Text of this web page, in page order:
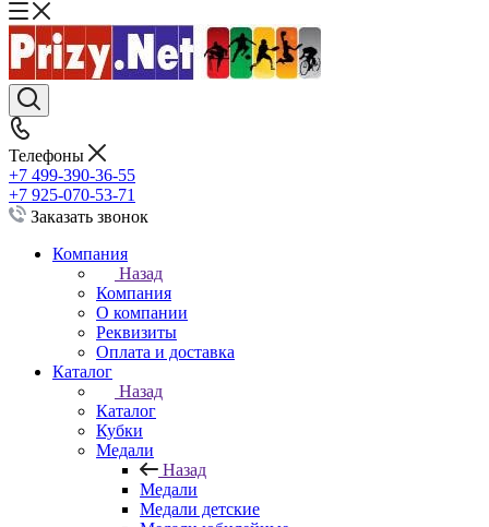
Телефоны
+7 499-390-36-55
+7 925-070-53-71
Заказать звонок
Компания
Назад
Компания
О компании
Реквизиты
Оплата и доставка
Каталог
Назад
Каталог
Кубки
Медали
Назад
Медали
Медали детские